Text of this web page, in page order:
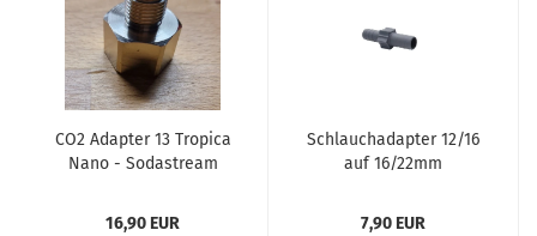
CO2 Adapter 13 Tropica
Nano - Sodastream
16,90 EUR
Schlauchadapter 12/16
auf 16/22mm
7,90 EUR